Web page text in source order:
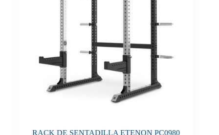
RACK DE SENTADILLA ETENON PC0980